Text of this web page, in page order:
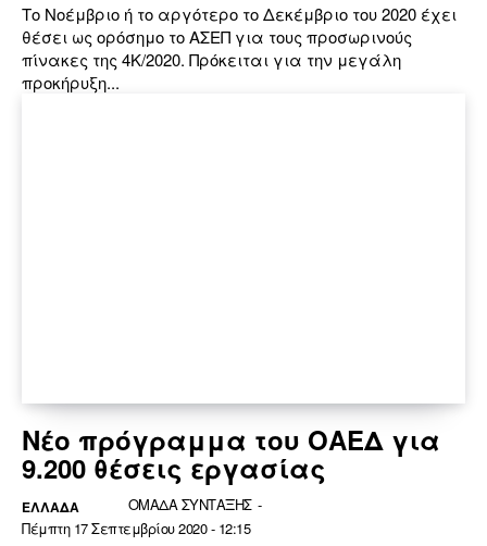
Το Νοέμβριο ή το αργότερο το Δεκέμβριο του 2020 έχει
θέσει ως ορόσημο το ΑΣΕΠ για τους προσωρινούς
πίνακες της 4Κ/2020. Πρόκειται για την μεγάλη
προκήρυξη...
Νέο πρόγραμμα του ΟΑΕΔ για
9.200 θέσεις εργασίας
ΕΛΛΆΔΑ ΟΜΑΔΑ ΣΥΝΤΑΞΗΣ -
Πέμπτη 17 Σεπτεμβρίου 2020 - 12:15